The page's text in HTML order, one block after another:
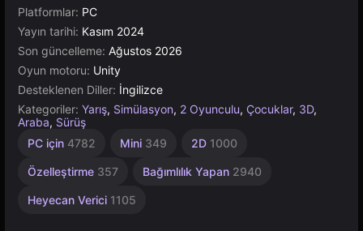
Platformlar: PC
Yayın tarihi: Kasım 2024
Son güncelleme: Ağustos 2026
Oyun motoru: Unity
Desteklenen Diller: İngilizce
Kategoriler: Yarış, Simülasyon, 2 Oyunculu, Çocuklar, 3D,
Araba, Sürüş
PC için 4782 Mini 349 2D 1000
Özelleştirme 357 Bağımlılık Yapan 2940
Heyecan Verici 1105
Sonsuz
Araba
87
Toplama
Çeviklik
Masaüstü
Yüksek
3570
Açık
382
Tarayıcı
Sanal
197
Unity
3175
Gerçekçi
55